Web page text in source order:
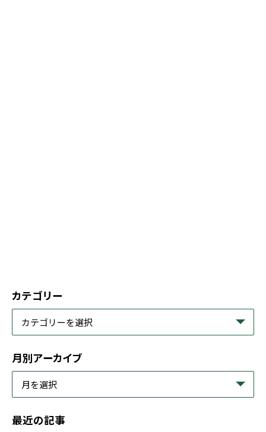
カテゴリー
月別アーカイブ
最近の記事